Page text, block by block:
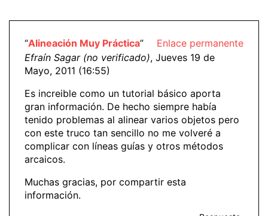
Enlace permanente
“Alineación Muy Práctica”
Efraín Sagar (no verificado), Jueves 19 de
Mayo, 2011 (16:55)
Es increible como un tutorial básico aporta
gran información. De hecho siempre había
tenido problemas al alinear varios objetos pero
con este truco tan sencillo no me volveré a
complicar con líneas guías y otros métodos
arcaicos.
Muchas gracias, por compartir esta
información.